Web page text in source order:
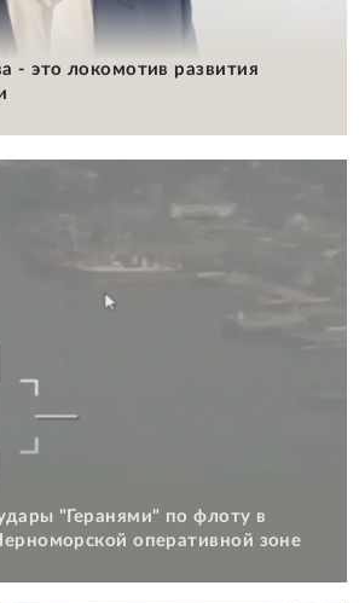
- это локомотив развития
"Геранями" по флоту в
оперативной зоне